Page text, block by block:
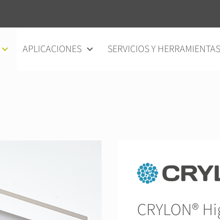
APLICACIONES SERVICIOS Y HERRAMIENTAS
CRYLON®